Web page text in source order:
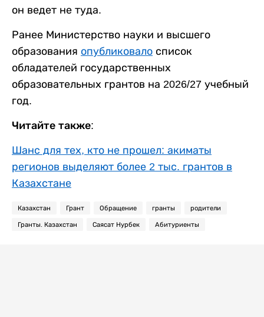
он ведет не туда.
Ранее Министерство науки и высшего
образования опубликовало список
обладателей государственных
образовательных грантов на 2026/27 учебный
год.
Читайте также:
Шанс для тех, кто не прошел: акиматы
регионов выделяют более 2 тыс. грантов в
Казахстане
Казахстан Грант Обращение гранты родители
Гранты. Казахстан Саясат Нурбек Абитуриенты